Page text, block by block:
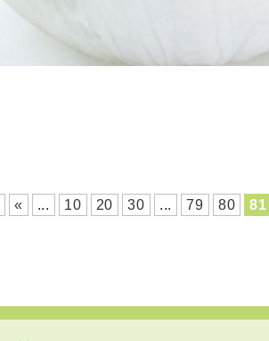
« ... 10 20 30 ... 79 80 81